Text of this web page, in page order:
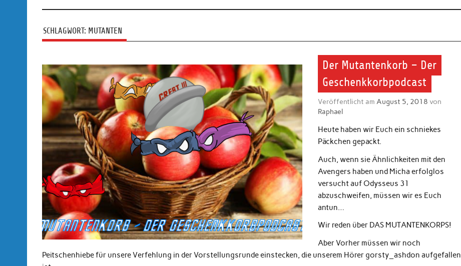
SCHLAGWORT: MUTANTEN
Der Mutantenkorb – Der
Geschenkkorbpodcast
Veröffentlicht am August 5, 2018 von
Raphael
Heute haben wir Euch ein schniekes
Päckchen gepackt.
Auch, wenn sie Ähnlichkeiten mit den
Avengers haben und Micha erfolglos
versucht auf Odysseus 31
abzuschweifen, müssen wir es Euch
antun…
Wir reden über DAS MUTANTENKORPS!
Aber Vorher müssen wir noch
Peitschenhiebe für unsere Verfehlung in der Vorstellungsrunde einstecken, die unserem Hörer gorsty_ashdon aufgefallen